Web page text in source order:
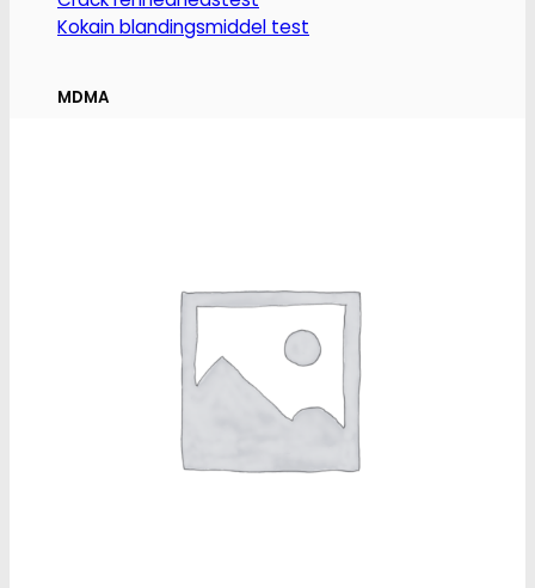
Kokain blandingsmiddel test
MDMA